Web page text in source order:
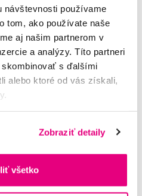
návštevnosti používame
tom, ako používate naše
aj našim partnerom v
a analýzy. Títo partneri
s ďalšími
alebo ktoré od vás získali,
Zobraziť detaily
všetko
starostlivosť pre
najlepšie, čo súčasné znalosti
ponúkajú. Tradíciu celého